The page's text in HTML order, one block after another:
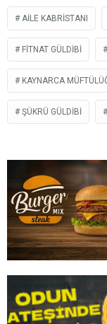
AILE KABRISTANI
FITNAT GÜLDIBI
KAYNARCA
ŞÜKRÜ GÜLDIBI